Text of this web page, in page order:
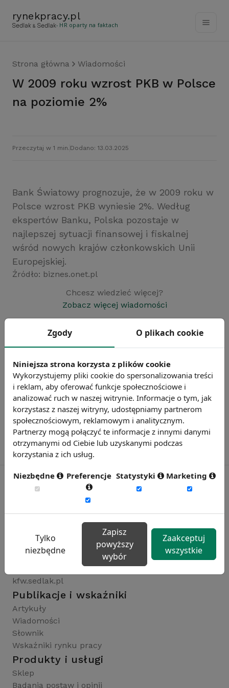
rynekpracy.pl
- HR oparty na faktach
Strona główna Wiadomości
W 2009 roku wzrost PKB w Polsce
na poziomie 2%
Przeczytaj w 1 min. Dodano: 13.03.2025
Bank Światowy prognozuje, że w 2009 roku w
Polsce wzrost PKB wyniesie 2%. Według
ekspertów Banku, Polska pozostaje w
najlepszej sytuacji finansowej i fiskalnej
wśród nowych krajów członkowskich Unii
Europejskiej.
Źródło: biznes.onet.pl
Chcesz wiedzieć więcej?
Zobacz więcej wiadomości
Rynekpracy.pl
raportyplacowe.pl
badaniaHR.pl
kfw.sedlak.pl
Publikacje i wskaźniki
Artykuły
Wiadomości
Słownik
Wskaźniki rynku pracy
Produkty i usługi
Sklep
Badania postaw i opinii
Zgody O plikach cookie
Niniejsza strona korzysta z plików cookie
Wykorzystujemy pliki cookie do spersonalizowania treści
i reklam, aby oferować funkcje społecznościowe i
analizować ruch w naszej witrynie. Informacje o tym, jak
korzystasz z naszej witryny, udostępniamy partnerom
społecznościowym, reklamowym i analitycznym.
Partnerzy mogą połączyć te informacje z innymi danymi
otrzymanymi od Ciebie lub uzyskanymi podczas
korzystania z ich usług.
Niezbędne Preferencje Statystyki Marketing
Tylko
niezbędne
Zapisz
powyższy
wybór
Zaakceptuj
wszystkie